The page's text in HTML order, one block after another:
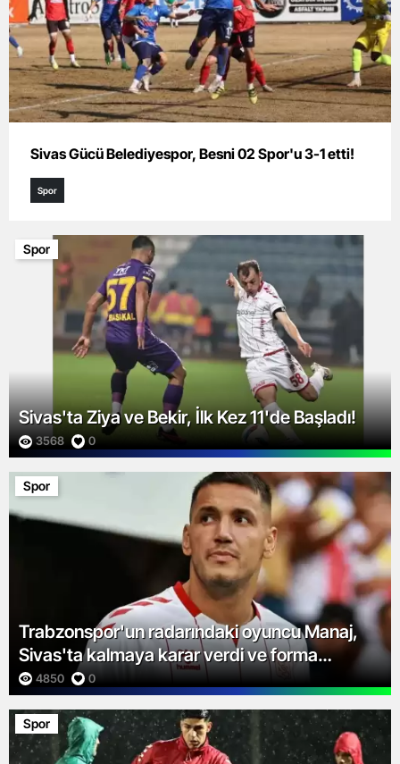
Sivas Gücü Belediyespor, Besni 02 Spor'u 3-1 etti!
Spor
Spor
Sivas'ta Ziya ve Bekir, İlk Kez 11'de Başladı!
3568 0
Spor
Trabzonspor'un radarındaki oyuncu Manaj,
Sivas'ta kalmaya karar verdi ve forma
giyecek.
4850 0
Spor